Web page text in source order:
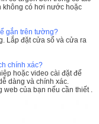
không có hơi nước hoặc
gắn trên tường?
Lắp đặt cửa sổ và cửa ra
chính xác?
hoặc video cài đặt để
dàng và chính xác.
web của bạn nếu cần thiết .